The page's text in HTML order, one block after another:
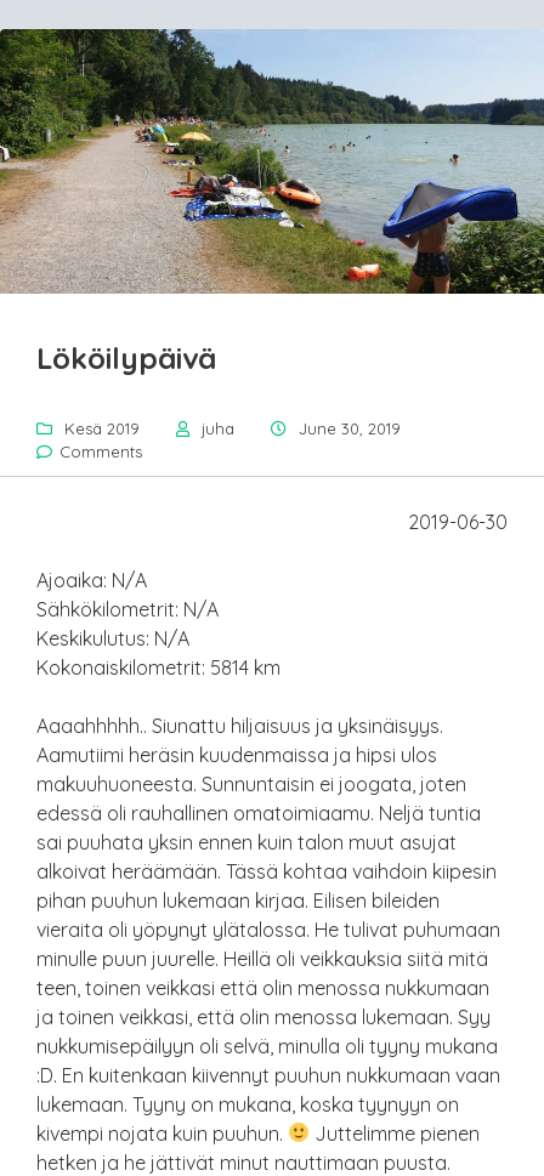
Lököilypäivä
Kesä 2019 juha
June 30, 2019
Comments
2019-06-30
Ajoaika: N/A
Sähkökilometrit: N/A
Keskikulutus: N/A
Kokonaiskilometrit: 5814 km
Aaaahhhhh.. Siunattu hiljaisuus ja yksinäisyys.
Aamutiimi heräsin kuudenmaissa ja hipsi ulos
makuuhuoneesta. Sunnuntaisin ei joogata, joten
edessä oli rauhallinen omatoimiaamu. Neljä tuntia
sai puuhata yksin ennen kuin talon muut asujat
alkoivat heräämään. Tässä kohtaa vaihdoin kiipesin
pihan puuhun lukemaan kirjaa. Eilisen bileiden
vieraita oli yöpynyt ylätalossa. He tulivat puhumaan
minulle puun juurelle. Heillä oli veikkauksia siitä mitä
teen, toinen veikkasi että olin menossa nukkumaan
ja toinen veikkasi, että olin menossa lukemaan. Syy
nukkumisepäilyyn oli selvä, minulla oli tyyny mukana
:D. En kuitenkaan kiivennyt puuhun nukkumaan vaan
lukemaan. Tyyny on mukana, koska tyynyyn on
kivempi nojata kuin puuhun.
Juttelimme pienen
hetken ja he jättivät minut nauttimaan puusta.